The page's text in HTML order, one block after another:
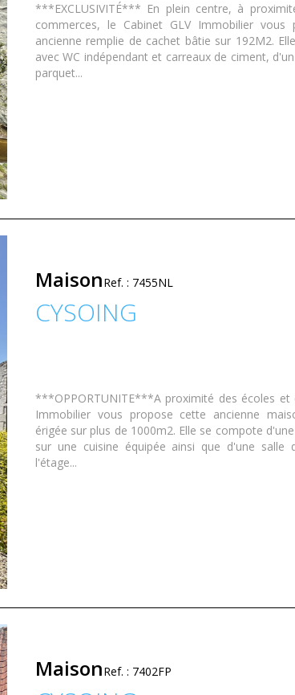
***EXCLUSIVITÉ*** En plein centre, à
commerces, le Cabinet GLV Immobilier vous
ancienne remplie de cachet bâtie sur 192M2.
avec WC indépendant et carreaux de ciment,
parquet...
MaisonRef. : 7455NL
CYSOING
***OPPORTUNITE***A proximité des écoles et
Immobilier vous propose cette ancienne
érigée sur plus de 1000m2. Elle se compote
sur une cuisine équipée ainsi que d'une salle
l'étage...
MaisonRef. : 7402FP